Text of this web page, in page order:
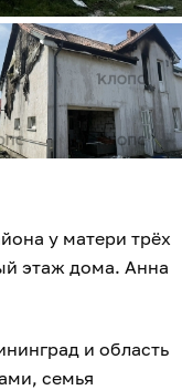
у матери трёх
этаж дома. Анна
и область
семья